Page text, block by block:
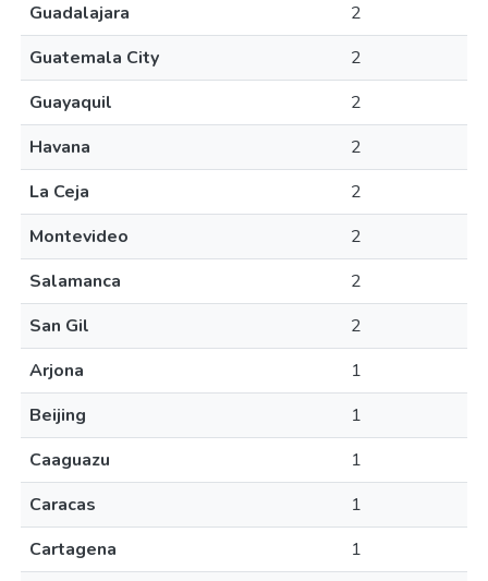
Guadalajara
2
Guatemala City
2
Guayaquil
2
Havana
2
La Ceja
2
Montevideo
2
Salamanca
2
San Gil
2
Arjona
1
Beijing
1
Caaguazu
1
Caracas
1
Cartagena
1